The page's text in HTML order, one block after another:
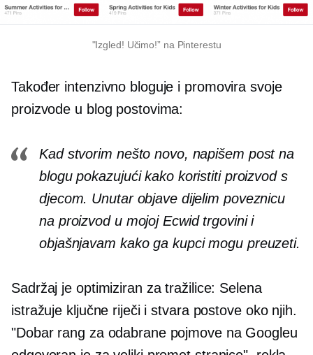
"Izgled! Učimo!” na Pinterestu
Također intenzivno bloguje i promovira svoje
proizvode u blog postovima:
Kad stvorim nešto novo, napišem post na
blogu pokazujući kako koristiti proizvod s
djecom. Unutar objave dijelim poveznicu
na proizvod u mojoj Ecwid trgovini i
objašnjavam kako ga kupci mogu preuzeti.
Sadržaj je optimiziran za tražilice: Selena
istražuje ključne riječi i stvara postove oko njih.
"Dobar rang za odabrane pojmove na Googleu